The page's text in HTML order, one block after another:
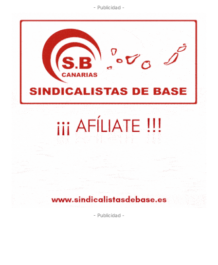
- Publicidad -
- Publicidad -